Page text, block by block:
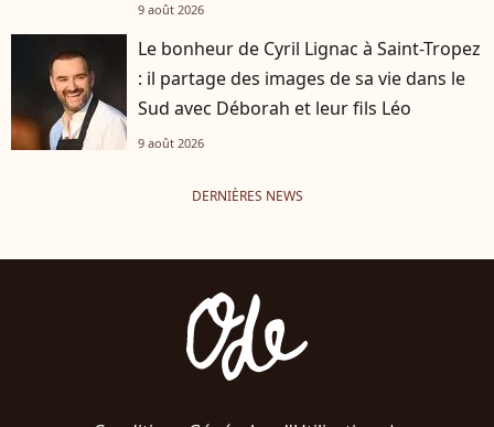
9 août 2026
Le bonheur de Cyril Lignac à Saint-Tropez
: il partage des images de sa vie dans le
Sud avec Déborah et leur fils Léo
9 août 2026
DERNIÈRES NEWS